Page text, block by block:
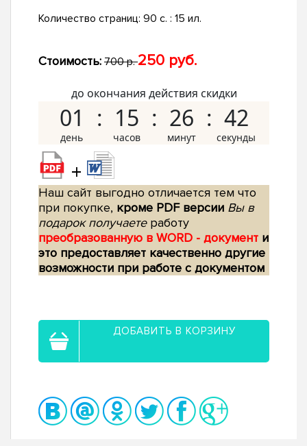
Количество страниц: 90 с. : 15 ил.
Стоимость: 700 р.250 руб.
до окончания действия скидки
01 15 26 41
+
Наш сайт выгодно отличается тем что
при покупке, кроме PDF версии Вы в
подарок получаетеработу
преобразованную в WORD - документ и
это предоставляет качественно другие
возможности при работе с документом
ДОБАВИТЬ В КОРЗИНУ